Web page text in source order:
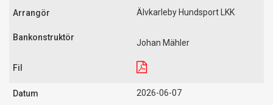
Älvkarleby Hundsport LKK
Johan Mähler
2026-06-07